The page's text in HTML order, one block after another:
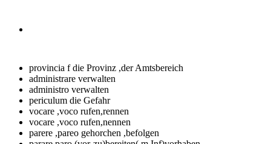
provincia fdie Provinz ,der Amtsbereich
administrare verwalten
administro verwalten
periculum die Gefahr
vocare ,voco rufen,rennen
vocare ,voco rufen,nennen
parere ,pareo gehorchen ,befolgen